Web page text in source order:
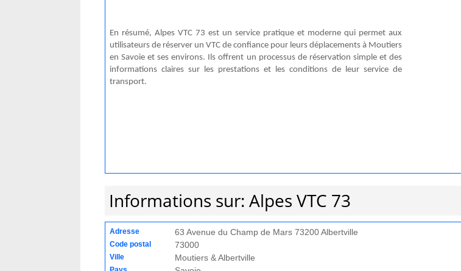
En résumé, Alpes VTC 73 est un service pratique et moderne qui permet aux
utilisateurs de réserver un VTC de confiance pour leurs déplacements à Moutiers
en Savoie et ses environs. Ils offrent un processus de réservation simple et des
informations claires sur les prestations et les conditions de leur service de
transport.
Informations sur: Alpes VTC 73
Adresse 63 Avenue du Champ de Mars 73200 Albertville
Code postal 73000
Ville Moutiers & Albertville